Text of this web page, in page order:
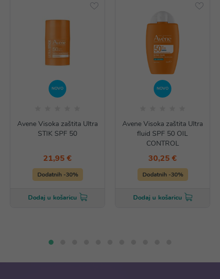
NOVO
Avene Visoka zaštita Ultra
STIK SPF 50
21,95 €
Dodatnih -30%
Dodaj u košaricu
NOVO
Avene Visoka zaštita Ultra
fluid SPF 50 OIL
CONTROL
30,25 €
Dodatnih -30%
Dodaj u košaricu